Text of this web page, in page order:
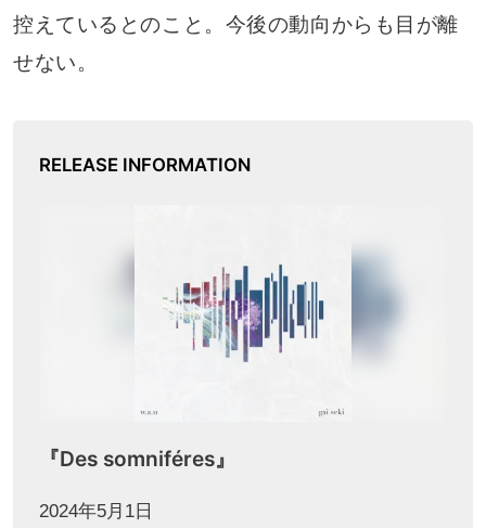
控えているとのこと。今後の動向からも目が離
せない。
RELEASE INFORMATION
『Des somniféres』
2024年5月1日